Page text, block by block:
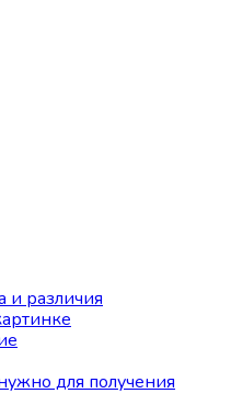
и различия
для получения